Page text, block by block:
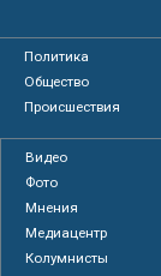
Политика
Общество
Происшествия
Видео
Фото
Мнения
Медиацентр
Колумнисты